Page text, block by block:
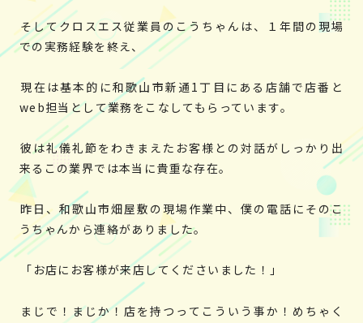
そしてクロスエス従業員のこうちゃんは、１年間の現場
での実務経験を終え、
現在は基本的に和歌山市新通1丁目にある店舗で店番と
web担当として業務をこなしてもらっています。
彼は礼儀礼節をわきまえたお客様との対話がしっかり出
来るこの業界では本当に貴重な存在。
昨日、和歌山市畑屋敷の現場作業中、僕の電話にそのこ
うちゃんから連絡がありました。
「お店にお客様が来店してくださいました！」
まじで！まじか！店を持つってこういう事か！めちゃく